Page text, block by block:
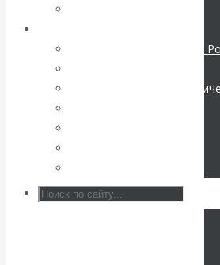
Экономика современной
Международные
мировой войны:
вместо победы
Россия
получила